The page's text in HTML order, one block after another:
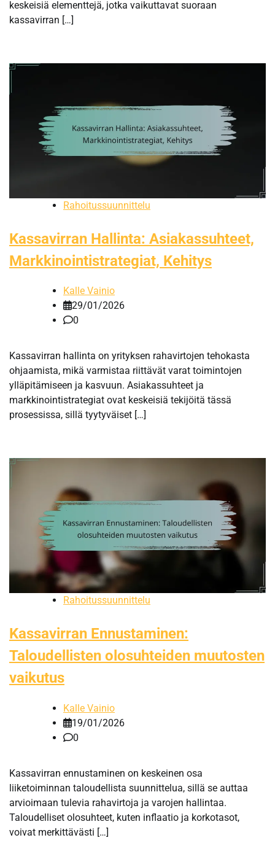
keskeisiä elementtejä, jotka vaikuttavat suoraan
kassavirran […]
Rahoitussuunnittelu
Kassavirran Hallinta: Asiakassuhteet,
Markkinointistrategiat, Kehitys
Kalle Vainio
29/01/2026
0
Kassavirran hallinta on yrityksen rahavirtojen tehokasta
ohjaamista, mikä varmistaa riittävät varat toimintojen
ylläpitämiseen ja kasvuun. Asiakassuhteet ja
markkinointistrategiat ovat keskeisiä tekijöitä tässä
prosessissa, sillä tyytyväiset […]
Rahoitussuunnittelu
Kassavirran Ennustaminen:
Taloudellisten olosuhteiden muutosten
vaikutus
Kalle Vainio
19/01/2026
0
Kassavirran ennustaminen on keskeinen osa
liiketoiminnan taloudellista suunnittelua, sillä se auttaa
arvioimaan tulevia rahavirtoja ja varojen hallintaa.
Taloudelliset olosuhteet, kuten inflaatio ja korkotasot,
voivat merkittävästi […]